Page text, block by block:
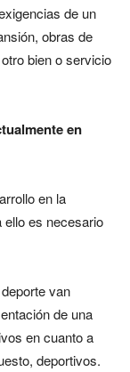
de un
obras de
bien o servicio
en
en la
ello es necesario
van
de una
en cuanto a
deportivos.